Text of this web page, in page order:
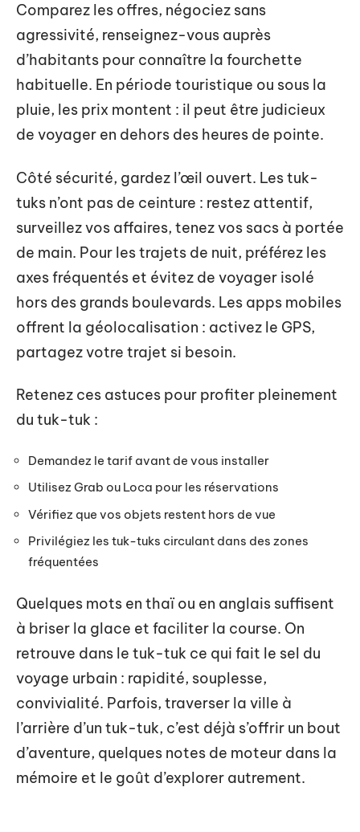
Comparez les offres, négociez sans
agressivité, renseignez-vous auprès
d’habitants pour connaître la fourchette
habituelle. En période touristique ou sous la
pluie, les prix montent : il peut être judicieux
de voyager en dehors des heures de pointe.
Côté sécurité, gardez l’œil ouvert. Les tuk-
tuks n’ont pas de ceinture : restez attentif,
surveillez vos affaires, tenez vos sacs à portée
de main. Pour les trajets de nuit, préférez les
axes fréquentés et évitez de voyager isolé
hors des grands boulevards. Les apps mobiles
offrent la géolocalisation : activez le GPS,
partagez votre trajet si besoin.
Retenez ces astuces pour profiter pleinement
du tuk-tuk :
Demandez le tarif avant de vous installer
Utilisez Grab ou Loca pour les réservations
Vérifiez que vos objets restent hors de vue
Privilégiez les tuk-tuks circulant dans des zones
fréquentées
Quelques mots en thaï ou en anglais suffisent
à briser la glace et faciliter la course. On
retrouve dans le tuk-tuk ce qui fait le sel du
voyage urbain : rapidité, souplesse,
convivialité. Parfois, traverser la ville à
l’arrière d’un tuk-tuk, c’est déjà s’offrir un bout
d’aventure, quelques notes de moteur dans la
mémoire et le goût d’explorer autrement.